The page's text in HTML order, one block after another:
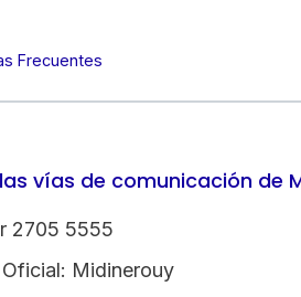
Frecuentes
vías de comunicación de
2705 5555
Midinerouy